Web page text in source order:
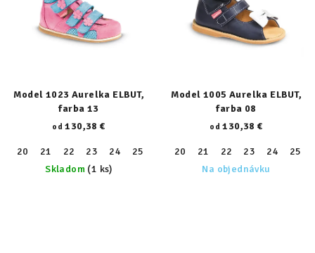
Model 1023 Aurelka ELBUT,
farba 13
od 130,38 €
20 21 22 23 24 25 27 28 29 30 31
32
Skladom (1 ks)
Model 1005 Aurelka ELBUT,
farba 08
od 130,38 €
20 21 22 23 24 25
Na objednávku